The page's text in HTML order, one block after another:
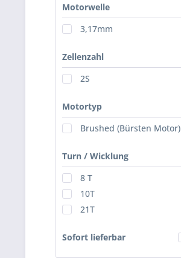
Motorwelle
3,17mm
Zellenzahl
2S
Motortyp
Brushed (Bürsten Motor)
Turn / Wicklung
8 T
10T
21T
Sofort lieferbar